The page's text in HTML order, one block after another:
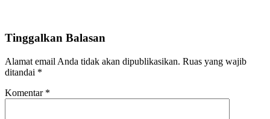
Tinggalkan Balasan
Alamat email Anda tidak akan dipublikasikan. Ruas yang wajib
ditandai *
Komentar *